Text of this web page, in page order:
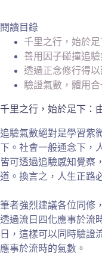
閱讀目錄
千里之行，始於
善用因子碰撞追
透過正念修行得
驗證氣數，體用合
千里之行，始於足下：
追驗氣數絕對是學習紫
下。社會一般通念下，
皆可透過追驗感知覺察
道。換言之，人生正路
筆者強烈建議各位同修
透過流日四化應事於流
日，這樣可以同時驗證
應事於流時的氣數。